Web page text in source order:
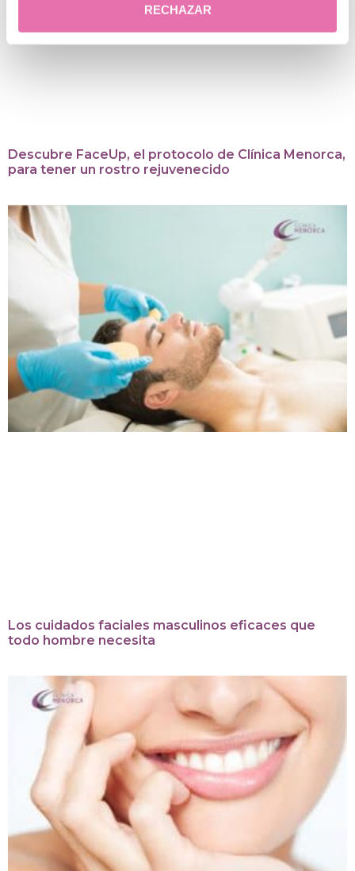
RECHAZAR
Descubre FaceUp, el protocolo de Clínica Menorca,
para tener un rostro rejuvenecido
Los cuidados faciales masculinos eficaces que
todo hombre necesita